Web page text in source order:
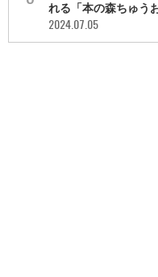
れる「本の森ちゅう
2024.07.05